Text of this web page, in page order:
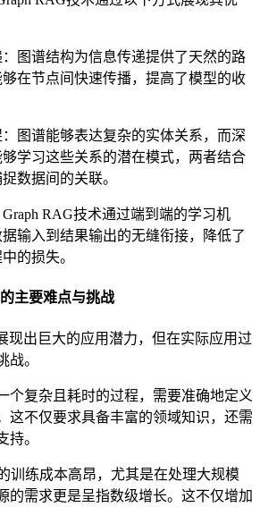
图谱结构为信息传递提供了天然的路
在节点间快速传播，提高了模型的收
图谱能够表达复杂的实体关系，而深
学习这些关系的潜在模式，两者结合
数据间的关联。
RAG技术通过端到端的学习机
输入到结果输出的无缝衔接，降低了
的损失。
主要难点与挑战
现出巨大的应用潜力，但在实际应用过
战。
个复杂且耗时的过程，需要准确地定义
这不仅要求具备丰富的领域知识，还需
持。
训练成本高昂，尤其是在处理大规模
的需求更是呈指数级增长。这不仅增加